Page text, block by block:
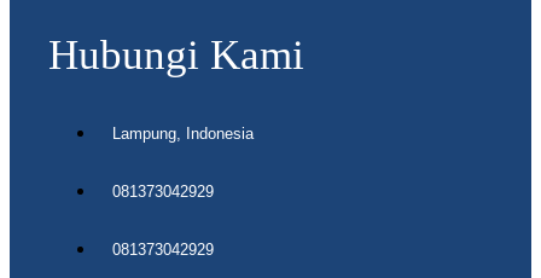
Hubungi Kami
Lampung, Indonesia
081373042929
081373042929